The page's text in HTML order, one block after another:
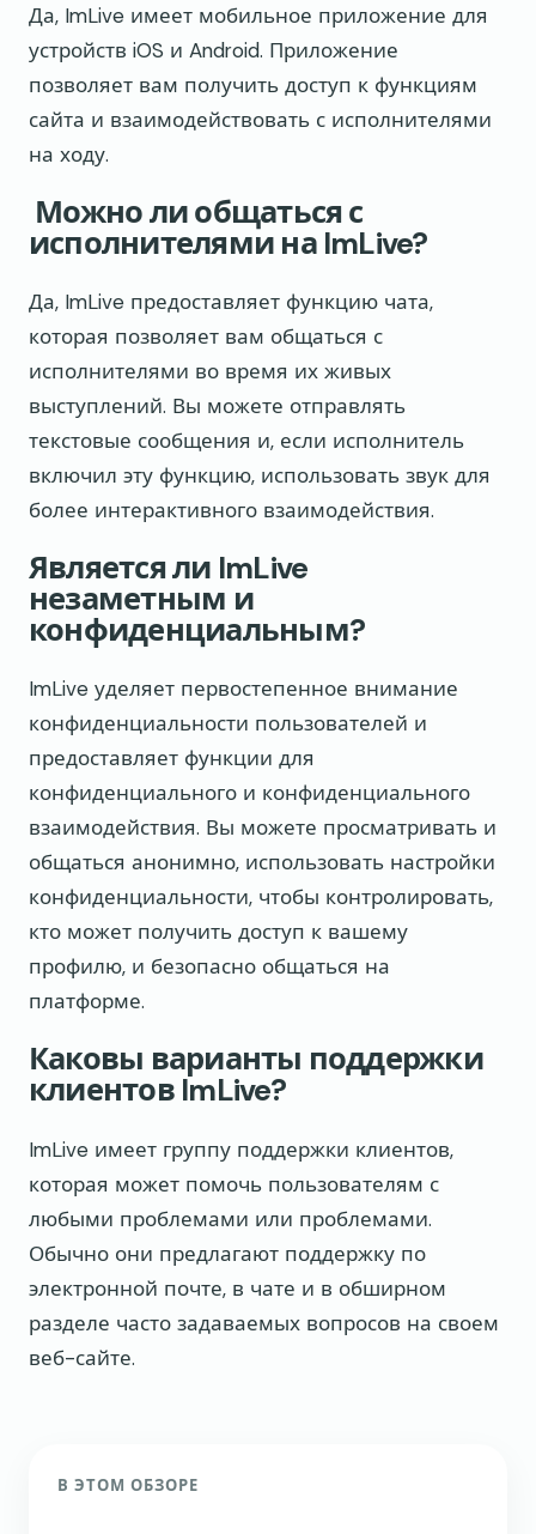
Да, ImLive имеет мобильное приложение для
устройств iOS и Android. Приложение
позволяет вам получить доступ к функциям
сайта и взаимодействовать с исполнителями
на ходу.
Можно ли общаться с
исполнителями на ImLive?
Да, ImLive предоставляет функцию чата,
которая позволяет вам общаться с
исполнителями во время их живых
выступлений. Вы можете отправлять
текстовые сообщения и, если исполнитель
включил эту функцию, использовать звук для
более интерактивного взаимодействия.
Является ли ImLive
незаметным и
конфиденциальным?
ImLive уделяет первостепенное внимание
конфиденциальности пользователей и
предоставляет функции для
конфиденциального и конфиденциального
взаимодействия. Вы можете просматривать и
общаться анонимно, использовать настройки
конфиденциальности, чтобы контролировать,
кто может получить доступ к вашему
профилю, и безопасно общаться на
платформе.
Каковы варианты поддержки
клиентов ImLive?
ImLive имеет группу поддержки клиентов,
которая может помочь пользователям с
любыми проблемами или проблемами.
Обычно они предлагают поддержку по
электронной почте, в чате и в обширном
разделе часто задаваемых вопросов на своем
веб-сайте.
В ЭТОМ ОБЗОРЕ